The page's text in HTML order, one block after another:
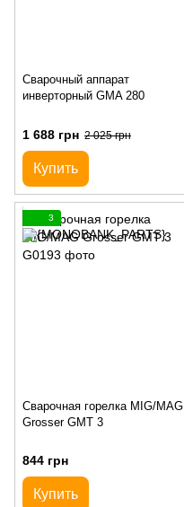
Сварочный аппарат
инверторный GMA 280
1 688 грн 2 025 грн
Купить
3
Сварочная горелка MIG/MAG
Grosser GMT 3
844 грн
Купить